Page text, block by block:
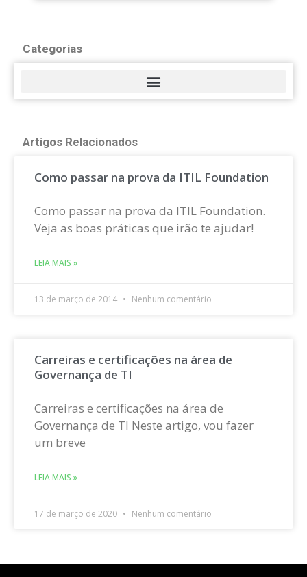
Categorias
Artigos Relacionados
Como passar na prova da ITIL Foundation
Como passar na prova da ITIL Foundation.
Veja as boas práticas que irão te ajudar!
LEIA MAIS »
13 de março de 2014 Nenhum comentário
Carreiras e certificações na área de
Governança de TI
Carreiras e certificações na área de
Governança de TI Neste artigo, vou fazer
um breve
LEIA MAIS »
17 de março de 2020 Nenhum comentário